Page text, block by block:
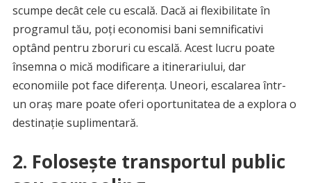
scumpe decât cele cu escală. Dacă ai flexibilitate în
programul tău, poți economisi bani semnificativi
optând pentru zboruri cu escală. Acest lucru poate
însemna o mică modificare a itinerariului, dar
economiile pot face diferența. Uneori, escalarea într-
un oraș mare poate oferi oportunitatea de a explora o
destinație suplimentară.
2. Folosește transportul public